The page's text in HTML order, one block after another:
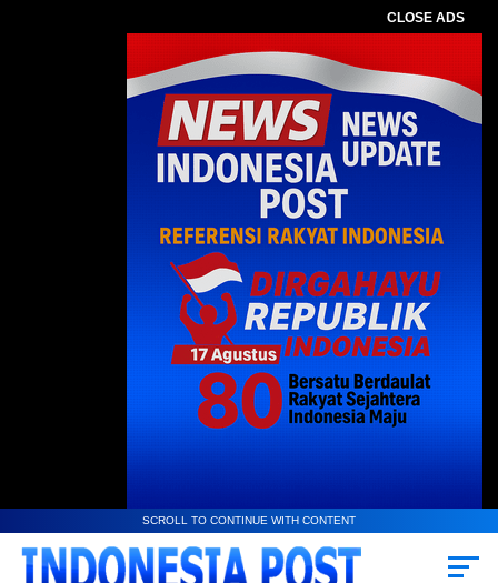
CLOSE ADS
SCROLL TO CONTINUE WITH CONTENT